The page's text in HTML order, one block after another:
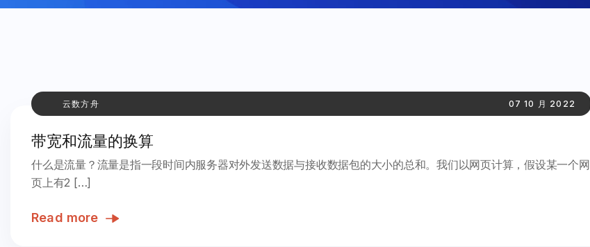
云数方舟 07 10 月 2022
带宽和流量的换算
什么是流量？流量是指一段时间内服务器对外发送数据与接收数据包的大小的总和。我们以网页计算，假设某一个网
页上有2 […]
Read more